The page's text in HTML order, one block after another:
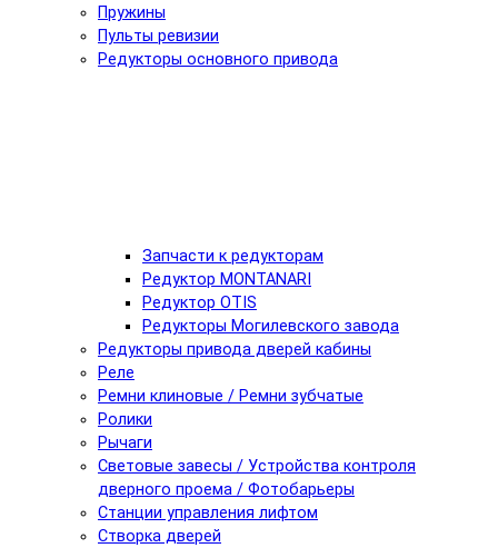
Пружины
Пульты ревизии
Редукторы основного привода
Запчасти к редукторам
Редуктор MONTANARI
Редуктор OTIS
Редукторы Могилевского завода
Редукторы привода дверей кабины
Реле
Ремни клиновые / Ремни зубчатые
Ролики
Рычаги
Световые завесы / Устройства контроля
дверного проема / Фотобарьеры
Станции управления лифтом
Створка дверей